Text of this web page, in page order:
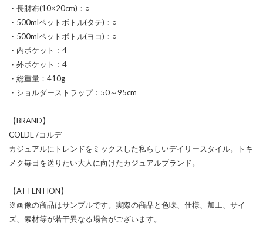
・長財布(10×20cm)：○
・500mlペットボトル(タテ)：○
・500mlペットボトル(ヨコ)：○
・内ポケット：4
・外ポケット：4
・総重量：410g
・ショルダーストラップ：50～95cm
【BRAND】
COLDE /コルデ
カジュアルにトレンドをミックスした私らしいデイリースタイル。トキ
メク毎日を送りたい大人に向けたカジュアルブランド。
【ATTENTION】
※画像の商品はサンプルです。実際の商品と色味、仕様、加工、サイ
ズ、素材等が若干異なる場合がございます。